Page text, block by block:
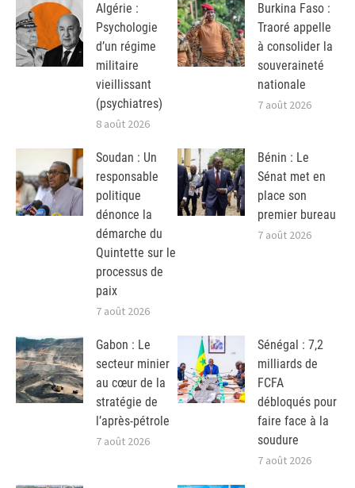
Algérie :
Psychologie
d’un régime
militaire
vieillissant
(psychiatres)
8 août 2026
Burkina Faso :
Traoré appelle
à consolider la
souveraineté
nationale
7 août 2026
Soudan : Un
responsable
politique
dénonce la
démarche du
Quintette sur le
processus de
paix
7 août 2026
Bénin : Le
Sénat met en
place son
premier bureau
7 août 2026
Gabon : Le
secteur minier
au cœur de la
stratégie de
l’après-pétrole
7 août 2026
Sénégal : 7,2
milliards de
FCFA
débloqués pour
faire face à la
soudure
7 août 2026